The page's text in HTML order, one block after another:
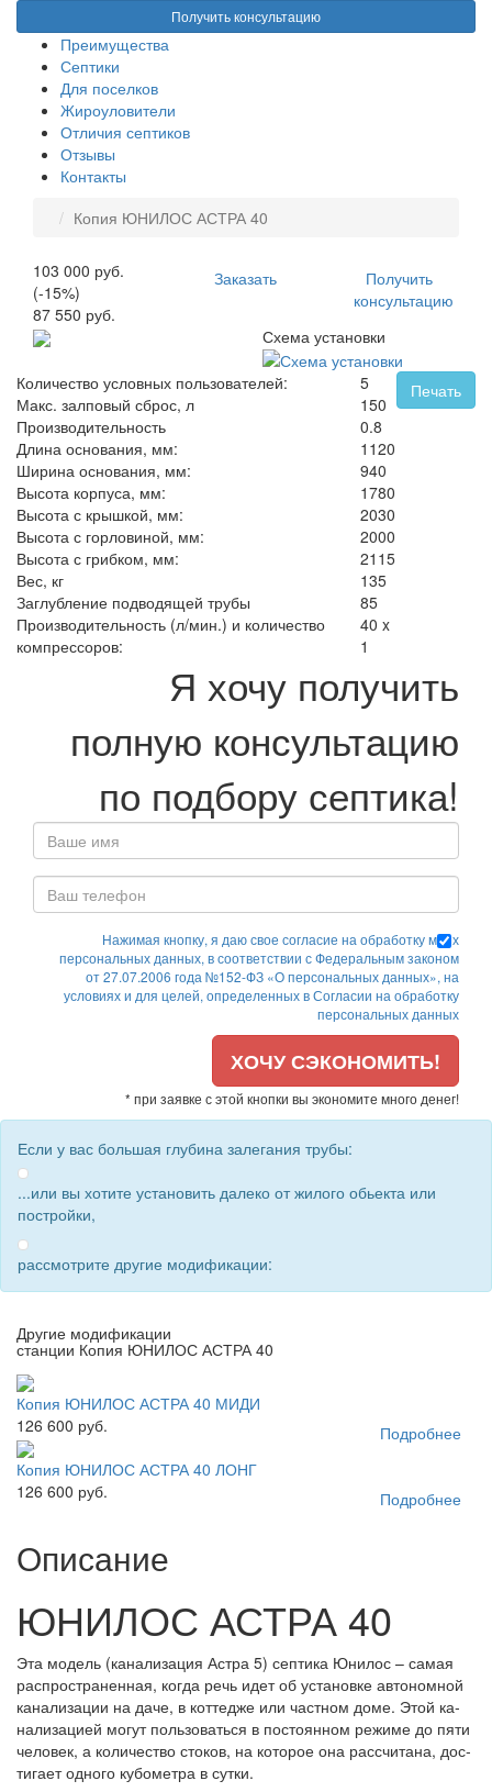
Получить консультацию
Преимущества
Септики
Для поселков
Жироуловители
Отличия септиков
Отзывы
Контакты
Копия ЮНИЛОС АСТРА 40
103 000 руб.
(-15%)
87 550 руб.
Заказать
Получить
консультацию
Схема установки
Печать
Количество условных пользователей:
5
Макс. залповый сброс, л
150
Производительность
0.8
Длина основания, мм:
1120
Ширина основания, мм:
940
Высота корпуса, мм:
1780
Высота с крышкой, мм:
2030
Высота с горловиной, мм:
2000
Высота с грибком, мм:
2115
Вес, кг
135
Заглубление подводящей трубы
85
Производительность (л/мин.) и количество
компрессоров:
40 x
1
Я хочу получить
полную консультацию
по подбору септика!
Нажимая кнопку, я даю свое согласие на обработку моих
персональных данных, в соответствии с Федеральным законом
от 27.07.2006 года №152-ФЗ «О персональных данных», на
условиях и для целей, определенных в Согласии на обработку
персональных данных
ХОЧУ СЭКОНОМИТЬ!
* при заявке с этой кнопки вы экономите много денег!
Если у вас большая глубина залегания трубы:
...или вы хотите установить далеко от жилого обьекта или
постройки,
рассмотрите другие модификации:
Другие модификации
станции Копия ЮНИЛОС АСТРА 40
Копия ЮНИЛОС АСТРА 40 МИДИ
Подробнее
126 600 руб.
Копия ЮНИЛОС АСТРА 40 ЛОНГ
Подробнее
126 600 руб.
Описание
ЮНИЛОС АСТРА 40
Эта мо­дель (ка­на­ли­за­ция Ас­тра 5) сеп­ти­ка Юни­лос – са­мая
рас­прос­тра­нен­ная, ког­да речь идет об ус­та­нов­ке ав­то­ном­ной
ка­на­ли­за­ции на да­че, в кот­тед­же или час­тном до­ме. Этой ка­
на­ли­за­ци­ей мо­гут поль­зо­вать­ся в пос­то­ян­ном ре­жи­ме до пя­ти
че­ло­век, а ко­ли­чес­тво сто­ков, на ко­то­рое она рас­счи­та­на, дос­
ти­га­ет од­но­го ку­бо­мет­ра в сут­ки.